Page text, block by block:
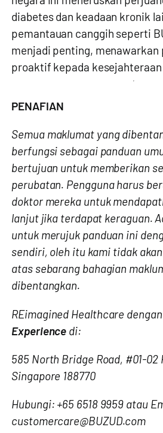
diabetes dan keadaan kronik
pemantauan canggih seperti
menjadi penting, menawarkan
proaktif kepada
PENAFIAN
Semua maklumat yang
berfungsi sebagai panduan
bertujuan untuk memberikan
perubatan. Pengguna harus
doktor mereka untuk
lanjut jika terdapat keraguan.
untuk merujuk panduan ini
sendiri, oleh itu kami tidak
atas sebarang bahagian
dibentangkan.
REimagined Healthcare dengan
Experience di:
585 North Bridge Road, #01-02
Singapore 188770
Hubungi: +65 6518 9959 atau
customercare@BUZUD.com